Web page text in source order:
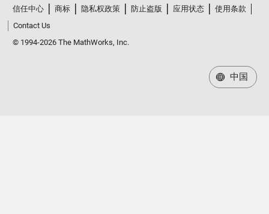
信任中心 商标 隐私权政策 防止盗版 应用状态
使用条款
Contact Us
© 1994-2026 The MathWorks, Inc.
中国